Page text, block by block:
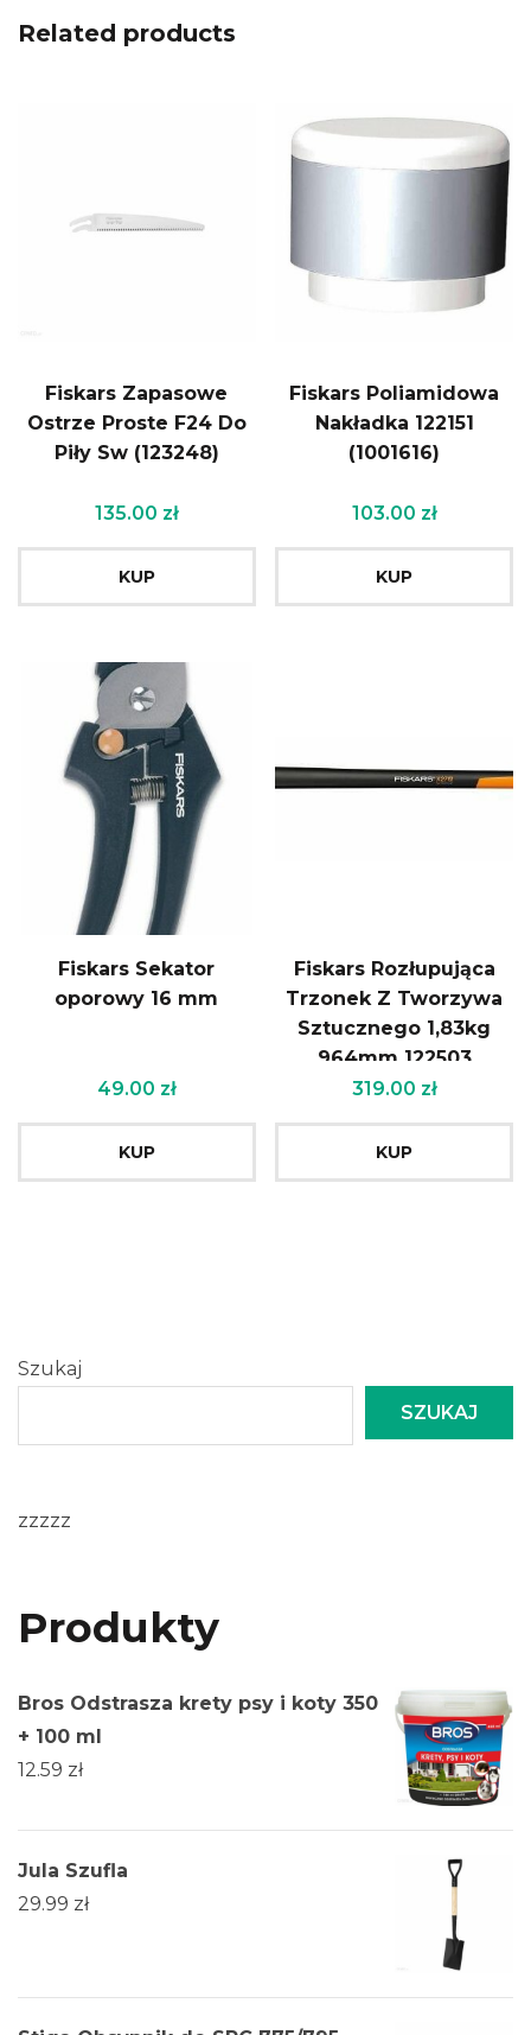
Related products
Fiskars Zapasowe
Ostrze Proste F24 Do
Piły Sw (123248)
135.00 zł
KUP
Fiskars Poliamidowa
Nakładka 122151
(1001616)
103.00 zł
KUP
Fiskars Sekator
oporowy 16 mm
49.00 zł
KUP
Fiskars Rozłupująca
Trzonek Z Tworzywa
Sztucznego 1,83kg
964mm 122503
319.00 zł
KUP
Szukaj
SZUKAJ
zzzzz
Produkty
Bros Odstrasza krety psy i koty 350
+ 100 ml
12.59 zł
Jula Szufla
29.99 zł